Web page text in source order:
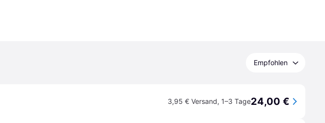
Empfohlen
3,95 € Versand, 1–3 Tage24,00 €